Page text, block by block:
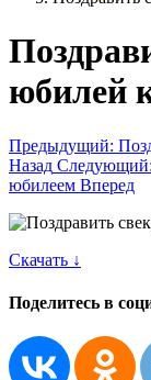
юбилей
Предыдущий:
Назад Следующий:
юбилеем Вперед
Скачать ↓
Поделитесь в